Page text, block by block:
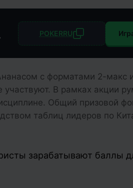
POKERRU
с форматами 2-макс
В рамках акции
Общий призовой
таблиц лидеров по
зарабатывают баллы